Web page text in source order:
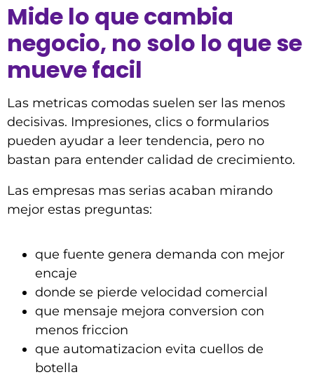
Mide lo que cambia
negocio, no solo lo que se
mueve facil
Las metricas comodas suelen ser las menos
decisivas. Impresiones, clics o formularios
pueden ayudar a leer tendencia, pero no
bastan para entender calidad de crecimiento.
Las empresas mas serias acaban mirando
mejor estas preguntas:
que fuente genera demanda con mejor
encaje
donde se pierde velocidad comercial
que mensaje mejora conversion con
menos friccion
que automatizacion evita cuellos de
botella